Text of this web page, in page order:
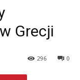
Grecji
0
296